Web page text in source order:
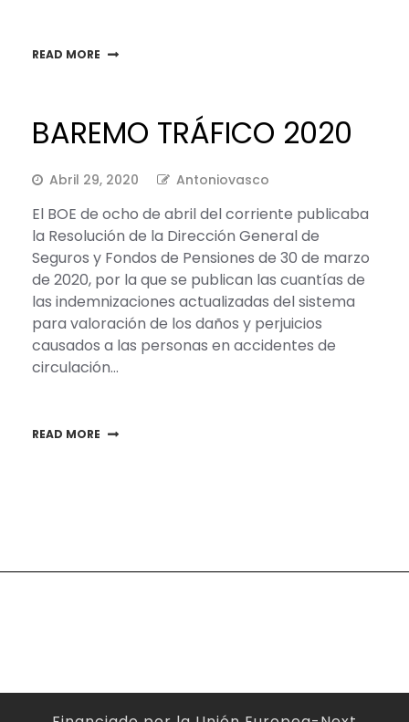
READ MORE
BAREMO TRÁFICO 2020
Abril 29, 2020 Antoniovasco
El BOE de ocho de abril del corriente publicaba
la Resolución de la Dirección General de
Seguros y Fondos de Pensiones de 30 de marzo
de 2020, por la que se publican las cuantías de
las indemnizaciones actualizadas del sistema
para valoración de los daños y perjuicios
causados a las personas en accidentes de
circulación…
READ MORE